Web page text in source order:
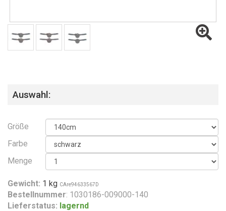
Auswahl:
Größe
Farbe
Menge
Gewicht: 1 kg CAre94633567D
Bestellnummer: 1030186-009000-140
Lieferstatus: lagernd